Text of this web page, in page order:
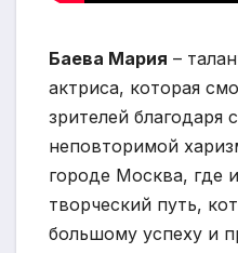
Баева Мария –
актриса, которая
зрителей благодаря
неповторимой
городе Москва, где
творческий путь,
большому успеху и